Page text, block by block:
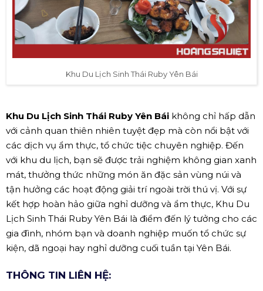
Khu Du Lịch Sinh Thái Ruby Yên Bái
Khu Du Lịch Sinh Thái Ruby Yên Bái không chỉ hấp dẫn
với cảnh quan thiên nhiên tuyệt đẹp mà còn nổi bật với
các dịch vụ ẩm thực, tổ chức tiệc chuyên nghiệp. Đến
với khu du lịch, bạn sẽ được trải nghiệm không gian xanh
mát, thưởng thức những món ăn đặc sản vùng núi và
tận hưởng các hoạt động giải trí ngoài trời thú vị. Với sự
kết hợp hoàn hảo giữa nghỉ dưỡng và ẩm thực, Khu Du
Lịch Sinh Thái Ruby Yên Bái là điểm đến lý tưởng cho các
gia đình, nhóm bạn và doanh nghiệp muốn tổ chức sự
kiện, dã ngoại hay nghỉ dưỡng cuối tuần tại Yên Bái.
THÔNG TIN LIÊN HỆ: